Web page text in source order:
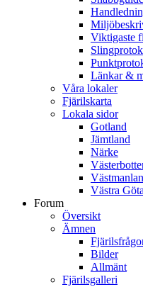
Viktigaste
Länkar &
Våra lokaler
Fjärilskarta
Lokala sidor
Gotland
Jämtland
Närke
Västra
Forum
Översikt
Ämnen
Bilder
Allmänt
Fjärilsgalleri